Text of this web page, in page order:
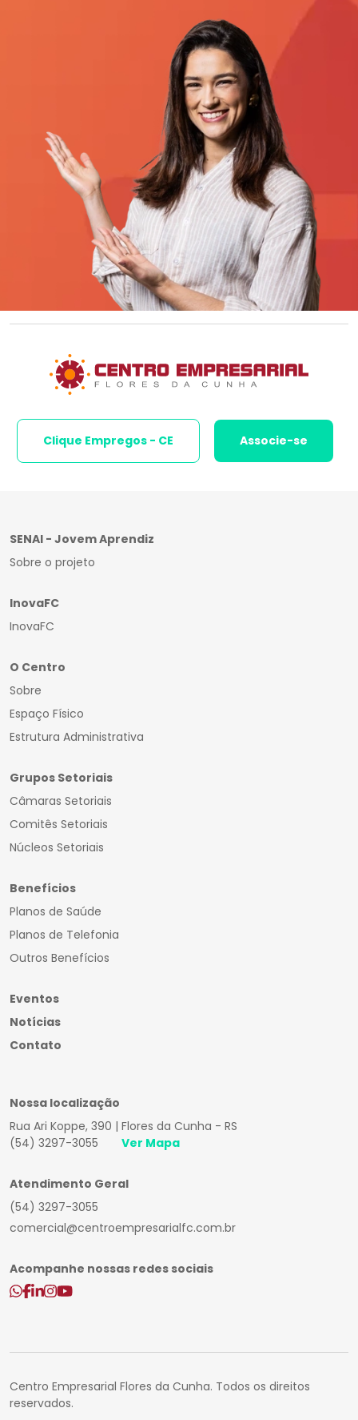
Clique Empregos - CE Associe-se
SENAI - Jovem Aprendiz
Sobre o projeto
InovaFC
InovaFC
O Centro
Sobre
Espaço Físico
Estrutura Administrativa
Grupos Setoriais
Câmaras Setoriais
Comitês Setoriais
Núcleos Setoriais
Benefícios
Planos de Saúde
Planos de Telefonia
Outros Benefícios
Eventos
Notícias
Contato
Nossa localização
Rua Ari Koppe, 390 | Flores da Cunha - RS
(54) 3297-3055
Ver Mapa
Atendimento Geral
(54) 3297-3055
comercial@centroempresarialfc.com.br
Acompanhe nossas redes sociais
Centro Empresarial Flores da Cunha. Todos os direitos
reservados.